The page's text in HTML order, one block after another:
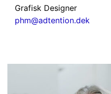
Grafisk Designer
phm@adtention.dek